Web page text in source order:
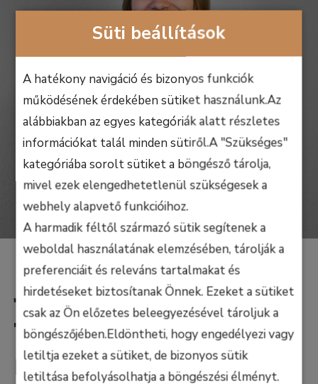
Süti beállítások
A hatékony navigáció és bizonyos funkciók
működésének érdekében sütiket használunk.Az
alábbiakban az egyes kategóriák alatt részletes
információkat talál minden sütiről.A "Szükséges"
kategóriába sorolt sütiket a böngésző tárolja,
mivel ezek elengedhetetlenül szükségesek a
webhely alapvető funkcióihoz.
A harmadik féltől származó sütik segítenek a
weboldal használatának elemzésében, tárolják a
preferenciáit és releváns tartalmakat és
hirdetéseket biztosítanak Önnek. Ezeket a sütiket
csak az Ön előzetes beleegyezésével tároljuk a
böngészőjében.Eldöntheti, hogy engedélyezi vagy
letiltja ezeket a sütiket, de bizonyos sütik
letiltása befolyásolhatja a böngészési élményt.
Jelentkezz
tanárunkhoz még
ma!